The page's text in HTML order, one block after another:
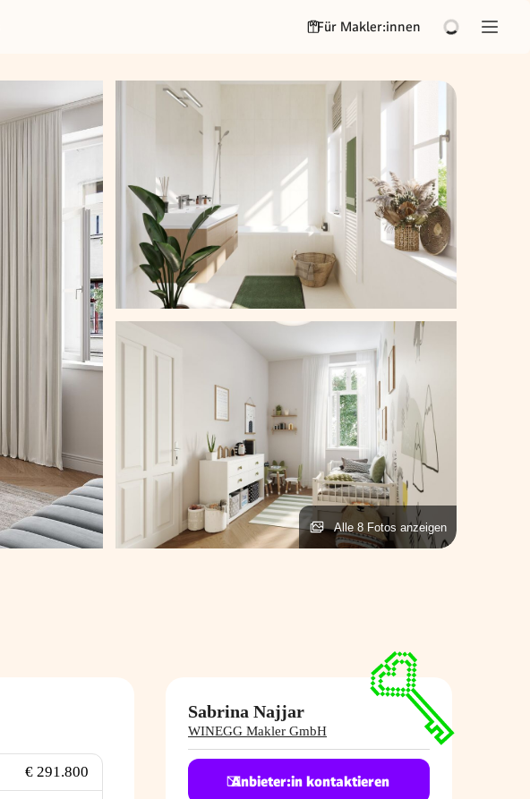
Für Makler:innen
Alle 8 Fotos anzeigen
€ 291.800
Sabrina Najjar
WINEGG Makler GmbH
Anbieter:in kontaktieren